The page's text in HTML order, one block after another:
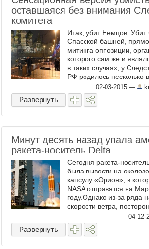
оставшаяся без внимания
комитета
Итак, убит Немцов. Убит
Спасской башней,
митинга оппозиции,
которого сам же и
в таких случаях, у
РФ родилось несколько
«сакральной жертвы» и
банальной бытовухой. Но
02-03-2015 —
Развернуть
Минут десять назад упала
ракета-носитель Delta
Сегодня ракета-
была вывести на
капсулу «Орион», в
NASA отправятся на
году.Однако из-за ряда
скорости ветра,
запуска, проблемы с
клапанами), ракета не
04-12-
Развернуть